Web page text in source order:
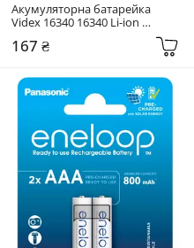
Акумуляторна батарейка
Videx 16340 16340 Li-ion
167 ₴